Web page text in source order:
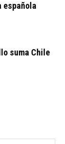
española
suma Chile